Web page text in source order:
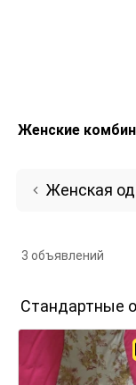
Женские
Женская
3 объявлений
Стандартные